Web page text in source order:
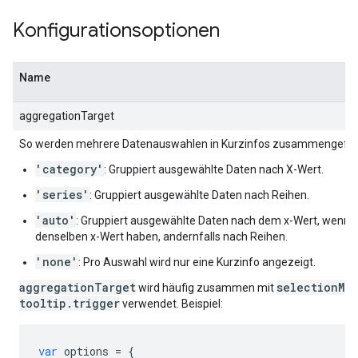
Konfigurationsoptionen
Name
aggregationTarget
So werden mehrere Datenauswahlen in Kurzinfos
'category' : Gruppiert ausgewählte Daten nach X-Wert.
'series' : Gruppiert ausgewählte Daten nach Reihen.
'auto' : Gruppiert ausgewählte Daten nach dem x-Wert, wenn
denselben x-Wert haben, andernfalls nach Reihen.
'none' : Pro Auswahl wird nur eine Kurzinfo angezeigt.
aggregationTargetwird häufig zusammen mit
tooltip.triggerverwendet. Beispiel:
var options = {